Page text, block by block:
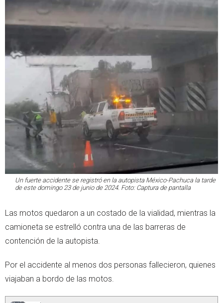
Un fuerte accidente se registró en la autopista México-Pachuca la tarde
de este domingo 23 de junio de 2024. Foto: Captura de pantalla
Las motos quedaron a un costado de la vialidad, mientras la
camioneta se estrelló contra una de las barreras de
contención de la autopista.
Por el accidente al menos dos personas fallecieron, quienes
viajaban a bordo de las motos.